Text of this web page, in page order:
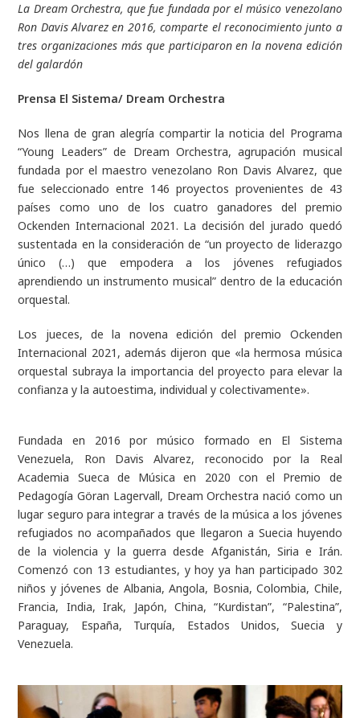
La Dream Orchestra, que fue fundada por el músico venezolano
Ron Davis Alvarez en 2016, comparte el reconocimiento junto a
tres organizaciones más que participaron en la novena edición
del galardón
Prensa El Sistema/ Dream Orchestra
Nos llena de gran alegría compartir la noticia del Programa
“Young Leaders” de Dream Orchestra, agrupación musical
fundada por el maestro venezolano Ron Davis Alvarez, que
fue seleccionado entre 146 proyectos provenientes de 43
países como uno de los cuatro ganadores del premio
Ockenden Internacional 2021. La decisión del jurado quedó
sustentada en la consideración de “un proyecto de liderazgo
único (…) que empodera a los jóvenes refugiados
aprendiendo un instrumento musical” dentro de la educación
orquestal.
Los jueces, de la novena edición del premio Ockenden
Internacional 2021, además dijeron que «la hermosa música
orquestal subraya la importancia del proyecto para elevar la
confianza y la autoestima, individual y colectivamente».
Fundada en 2016 por músico formado en El Sistema
Venezuela, Ron Davis Alvarez, reconocido por la Real
Academia Sueca de Música en 2020 con el Premio de
Pedagogía Göran Lagervall, Dream Orchestra nació como un
lugar seguro para integrar a través de la música a los jóvenes
refugiados no acompañados que llegaron a Suecia huyendo
de la violencia y la guerra desde Afganistán, Siria e Irán.
Comenzó con 13 estudiantes, y hoy ya han participado 302
niños y jóvenes de Albania, Angola, Bosnia, Colombia, Chile,
Francia, India, Irak, Japón, China, “Kurdistan”, “Palestina”,
Paraguay, España, Turquía, Estados Unidos, Suecia y
Venezuela.